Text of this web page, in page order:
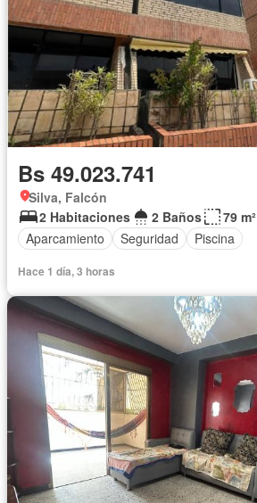
Bs 49.023.741
Silva, Falcón
2 Habitaciones
2 Baños
79 m²
Aparcamiento
Seguridad Piscina
Hace 1 día, 3 horas